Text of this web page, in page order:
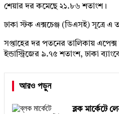
শেয়ার দর কমেছে ২১.৮৬ শতাংশ।
ঢাকা স্টক এক্সচেঞ্জ (ডিএসই) সূত্রে এ
সপ্তাহের দর পতনের তালিকায় এপেক্স
ইন্ডাস্ট্রিজের ৯.৭৫ শতাংশ, ঢাকা
আরও পড়ুন
ব্লক মার্কেটে